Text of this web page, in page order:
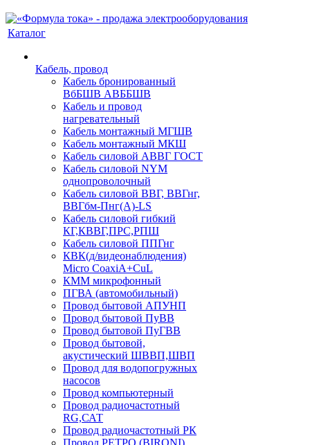
Каталог
Кабель, провод
Кабель бронированный
ВбБШВ АВББШВ
Кабель и провод
нагревательный
Кабель монтажный МГШВ
Кабель монтажный МКШ
Кабель силовой АВВГ ГОСТ
Кабель силовой NYM
однопроволочный
Кабель силовой ВВГ, ВВГнг,
ВВГбм-Пнг(А)-LS
Кабель силовой гибкий
КГ,КВВГ,ПРС,РПШ
Кабель силовой ППГнг
КВК(д/видеонаблюдения)
Micro CoaxiA+CuL
КММ микрофонный
ПГВА (автомобильный)
Провод бытовой АПУНП
Провод бытовой ПуВВ
Провод бытовой ПуГВВ
Провод бытовой,
акустический ШВВП,ШВП
Провод для водопогружных
насосов
Провод компьютерный
Провод радиочастотный
RG,САТ
Провод радиочастотный РК